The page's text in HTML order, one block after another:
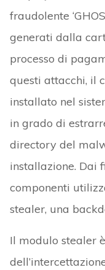
fraudolente
generati dalla
processo di
questi attacchi, il
installato nel
in grado di
directory del
installazione. Dai
componenti
stealer, una
Il modulo stealer